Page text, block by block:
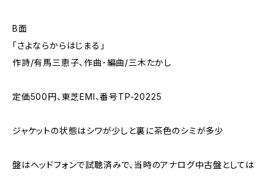
B面
「さよならからはじまる」
作詩/有馬三恵子、作曲･編曲/三木たかし
定価500円、東芝EMI、番号TP-20225
ジャケットの状態はシワが少しと裏に茶色のシミが多少
盤はヘッドフォンで試聴済みで、当時のアナログ中古盤としては